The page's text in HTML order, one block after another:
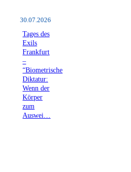
30.07.2026
Tages des
Exils
Frankfurt
–
“Biometrische
Diktatur:
Wenn der
Körper
zum
Auswei…